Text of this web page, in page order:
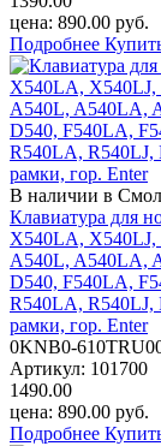
цена: 890.00 руб.
Подробнее
В наличии в
Клавиатура для
X540LA, X540LJ,
A540L, A540LA,
D540, F540LA,
R540LA, R540LJ,
рамки, гор. Enter
0KNB0-
Артикул: 101700
1490.00
цена: 890.00 руб.
Подробнее